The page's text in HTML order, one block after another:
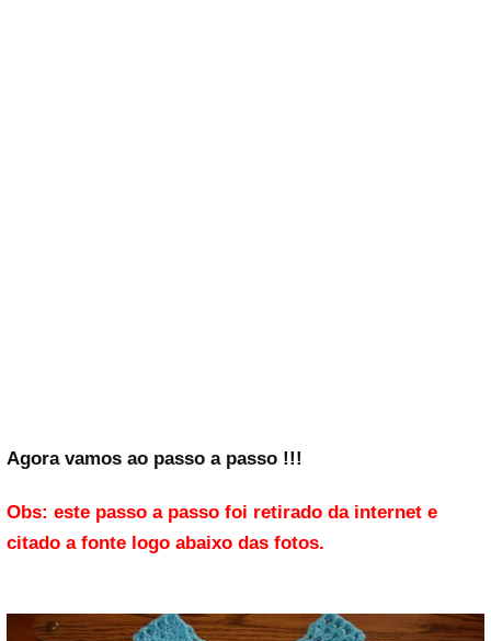
Agora vamos ao passo a passo !!!
Obs: este passo a passo foi retirado da internet e
citado a fonte logo abaixo das fotos.